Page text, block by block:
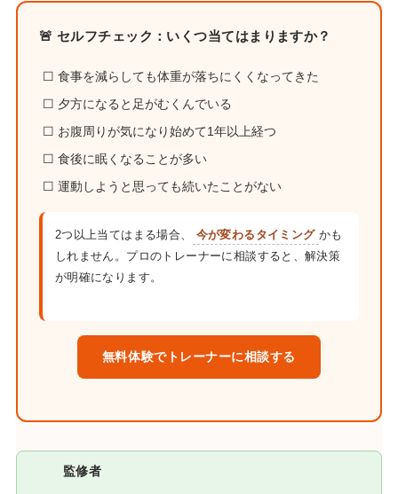
🚨 セルフチェック：いくつ当てはまりますか？
☐ 食事を減らしても体重が落ちにくくなってきた
☐ 夕方になると足がむくんでいる
☐ お腹周りが気になり始めて1年以上経つ
☐ 食後に眠くなることが多い
☐ 運動しようと思っても続いたことがない
2つ以上当てはまる場合、 今が変わるタイミング かも
しれません。プロのトレーナーに相談すると、解決策
が明確になります。
無料体験でトレーナーに相談する
監修者